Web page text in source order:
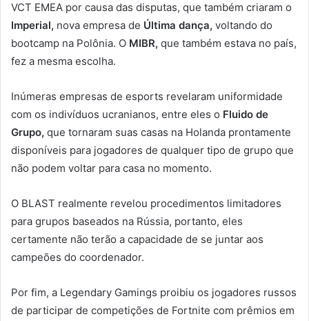
VCT EMEA por causa das disputas, que também criaram o
Imperial, nova empresa de Última dança, voltando do
bootcamp na Polônia. O MIBR, que também estava no país,
fez a mesma escolha.
Inúmeras empresas de esports revelaram uniformidade
com os indivíduos ucranianos, entre eles o Fluido de
Grupo, que tornaram suas casas na Holanda prontamente
disponíveis para jogadores de qualquer tipo de grupo que
não podem voltar para casa no momento.
O BLAST realmente revelou procedimentos limitadores
para grupos baseados na Rússia, portanto, eles
certamente não terão a capacidade de se juntar aos
campeões do coordenador.
Por fim, a Legendary Gamings proibiu os jogadores russos
de participar de competições de Fortnite com prêmios em